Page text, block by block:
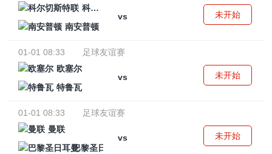
科尔切斯特联
vs
南安普顿
未开始
01-01 08:33
足球友谊赛
欧塞尔
vs
特鲁瓦
未开始
01-01 08:33
足球友谊赛
曼联
vs
巴黎圣日耳曼
未开始